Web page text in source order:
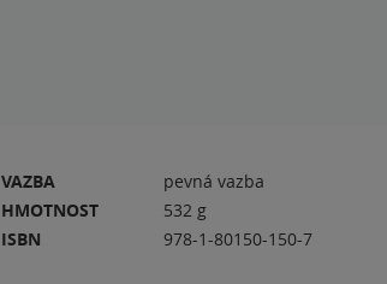
VAZBA
pevná vazba
HMOTNOST
532 g
ISBN
978-1-80150-150-7